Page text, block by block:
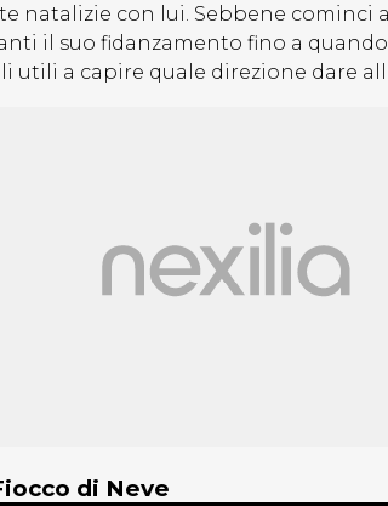
natalizie con lui. Sebbene
il suo fidanzamento fino a
utili a capire quale direzione dare
di Neve